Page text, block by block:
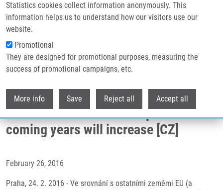
Statistics cookies collect information anonymously. This
information helps us to understand how our visitors use our
website.
Promotional
They are designed for promotional purposes, measuring the
success of promotional campaigns, etc.
More info Save Reject all Accept all
Breadcrumb
Home
Investments In Biotechnology and Medicine In The Czech Republic In
The Coming Years Will Increase [CZ]
Investments in biotechnology and
medicine in the Czech Republic in the
coming years will increase [CZ]
February 26, 2016
Praha, 24. 2. 2016 - Ve srovnání s ostatními zeměmi EU (a